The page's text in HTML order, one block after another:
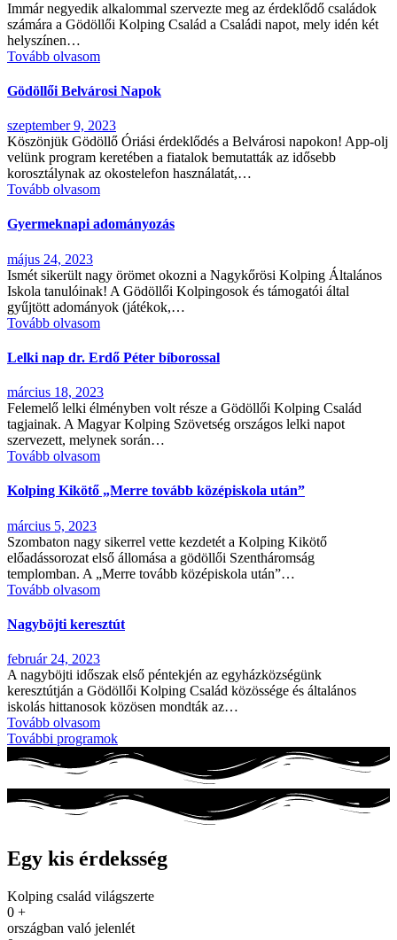
Immár negyedik alkalommal szervezte meg az érdeklődő családok
számára a Gödöllői Kolping Család a Családi napot, mely idén két
helyszínen…
Tovább olvasom
Gödöllői Belvárosi Napok
szeptember 9, 2023
Köszönjük Gödöllő Óriási érdeklődés a Belvárosi napokon! App-olj
velünk program keretében a fiatalok bemutatták az idősebb
korosztálynak az okostelefon használatát,…
Tovább olvasom
Gyermeknapi adományozás
május 24, 2023
Ismét sikerült nagy örömet okozni a Nagykőrösi Kolping Általános
Iskola tanulóinak! A Gödöllői Kolpingosok és támogatói által
gyűjtött adományok (játékok,…
Tovább olvasom
Lelki nap dr. Erdő Péter bíborossal
március 18, 2023
Felemelő lelki élményben volt része a Gödöllői Kolping Család
tagjainak. A Magyar Kolping Szövetség országos lelki napot
szervezett, melynek során…
Tovább olvasom
Kolping Kikötő „Merre tovább középiskola után”
március 5, 2023
Szombaton nagy sikerrel vette kezdetét a Kolping Kikötő
előadássorozat első állomása a gödöllői Szentháromság
templomban. A „Merre tovább középiskola után”…
Tovább olvasom
Nagyböjti keresztút
február 24, 2023
A nagyböjti időszak első péntekjén az egyházközségünk
keresztútján a Gödöllői Kolping Család közössége és általános
iskolás hittanosok közösen mondták az…
Tovább olvasom
További programok
Egy kis érdeksség
Kolping család világszerte
0 +
országban való jelenlét